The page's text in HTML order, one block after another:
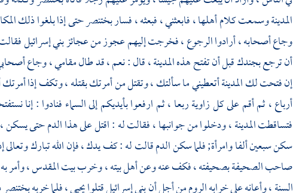
المدينةوسمعت كلام أهلها ، فابعثني ، فبعثه ، فساربختنصرحتى إذا بلغوا ذلك
وجاع أصحابه ، أرادوا الرجوع ، فخرجت إليهم عجوز من عجائزبني إسرائيل
أن ترجع بجندك قبل أن تفتح هذهالمدينة ،قال : نعم ، قد طال مقامي ، وجاع
إن فتحت لكالمدينةأتعطيني ما سألتك ، وتقتل من أمرتك بقتله ، وتكف إذا
أرباع ، ثم أقم على كل زاوية ربعا ، ثم ارفعوا بأيديكم إلى السماء فنادوا : إنا
فتساقطتالمدينة ،ودخلوا من جوانبها ، فقالت له : اقتل على هذا الدم حتى يسكن
سكن سبعين ألفا وامرأة; فلما سكن الدم قالت له : كف يدك ، فإن الله تبارك
صاحب الصحيفة بصحيفته ، فكف عنه وعن أهل بيته ، وخرببيت المقدس ،وأمر